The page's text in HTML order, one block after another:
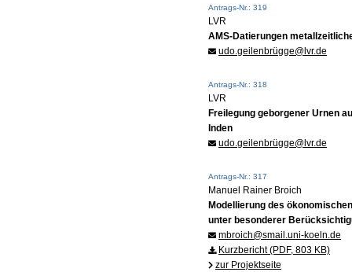
Antrags-Nr.: 319
LVR
AMS-Datierungen
udo.geilenbrügge@lvr.de
Antrags-Nr.: 318
LVR
Freilegung geborgener Urnen
Inden
udo.geilenbrügge@lvr.de
Antrags-Nr.: 317
Manuel Rainer Broich
Modellierung des
unter besonderer
mbroich@smail.uni-koeln.de
Kurzbericht (PDF, 803 KB)
zur Projektseite